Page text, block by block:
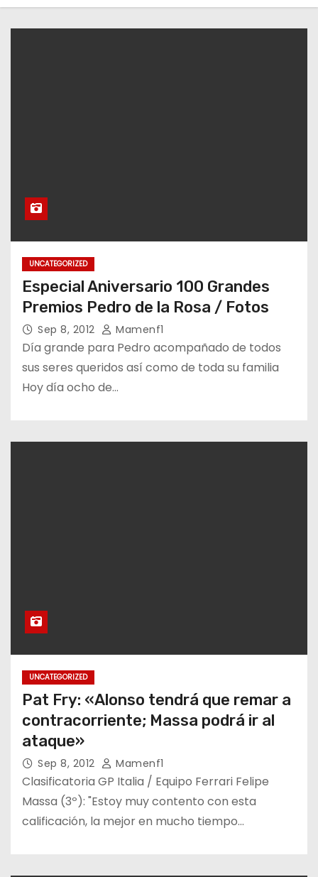
UNCATEGORIZED
Especial Aniversario 100 Grandes
Premios Pedro de la Rosa / Fotos
Sep 8, 2012 Mamenf1
Día grande para Pedro acompañado de todos
sus seres queridos así como de toda su familia
Hoy día ocho de…
UNCATEGORIZED
Pat Fry: «Alonso tendrá que remar a
contracorriente; Massa podrá ir al
ataque»
Sep 8, 2012 Mamenf1
Clasificatoria GP Italia / Equipo Ferrari Felipe
Massa (3º): "Estoy muy contento con esta
calificación, la mejor en mucho tiempo…